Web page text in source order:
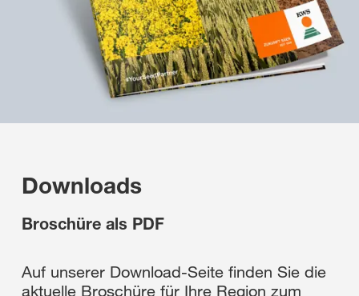
Downloads
Broschüre als PDF
Auf unserer Download-Seite finden Sie die
aktuelle Broschüre für Ihre Region zum